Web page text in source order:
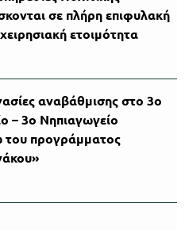
σε πλήρη επιφυλακή
ετοιμότητα
αναβάθμισης στο 3ο
– 3ο Νηπιαγωγείο
του προγράμματος